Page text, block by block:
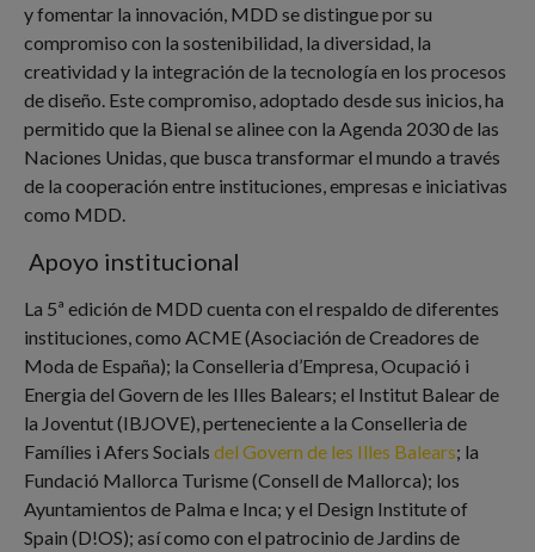
y fomentar la innovación, MDD se distingue por su
compromiso con la sostenibilidad, la diversidad, la
creatividad y la integración de la tecnología en los procesos
de diseño. Este compromiso, adoptado desde sus inicios, ha
permitido que la Bienal se alinee con la Agenda 2030 de las
Naciones Unidas, que busca transformar el mundo a través
de la cooperación entre instituciones, empresas e iniciativas
como MDD.
Apoyo institucional
La 5ª edición de MDD cuenta con el respaldo de diferentes
instituciones, como ACME (Asociación de Creadores de
Moda de España); la Conselleria d’Empresa, Ocupació i
Energia del Govern de les Illes Balears; el Institut Balear de
la Joventut (IBJOVE), perteneciente a la Conselleria de
Famílies i Afers Socials del Govern de les Illes Balears; la
Fundació Mallorca Turisme (Consell de Mallorca); los
Ayuntamientos de Palma e Inca; y el Design Institute of
Spain (D!OS); así como con el patrocinio de Jardins de